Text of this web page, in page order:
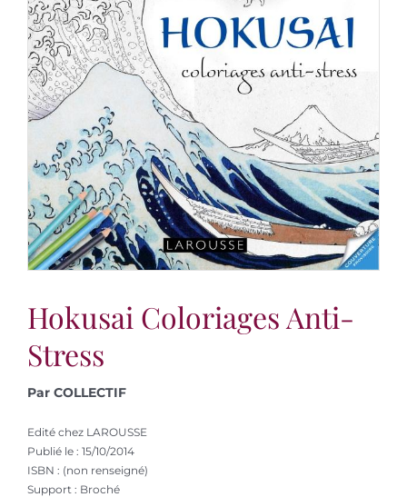
Hokusai Coloriages Anti-
Stress
Par COLLECTIF
Edité chez LAROUSSE
Publié le : 15/10/2014
ISBN : (non renseigné)
Support : Broché